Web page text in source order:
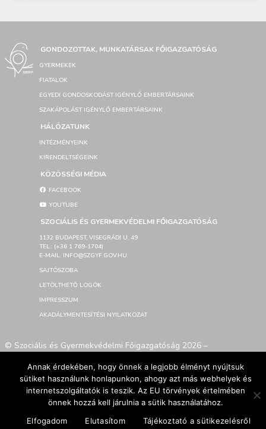
GONDOZOTTAK, MUNKATÁRSAK FŐIGAZGATÓSÁG
GYERMEKEK
FIATALOK
EGYEDI GONDOSKODÁST IGÉNYLŐ EMBERTÁRSAINK
SZAKÁPOLÁST IGÉNYLŐ EMBERTÁRSAINK
HÁLÓZATUNK
INTÉZMÉNYEINK
KIRENDELTSÉGEINK
KÖZÖSSÉGI MÉDIA
FACEBOOK
YOUTUBE
SZOCIÁLIS ÉS GYERMEKVÉDELMI FŐIGAZGATÓSÁG
1132 BUDAPEST, VISEGRÁDI U. 49
TEL.: (+36 1 769-1704)
E-MAIL: INFO@SZGYF.GOV.HU
SAJTÓSZOBA
LETÖLTHETŐ LOGÓK
IMPRESSZUM
AKADÁLYMENTESÍTÉSI NYILATKOZAT
© Szociális és Gyermekvédelmi Főigazgatóság 2026 –
Annak érdekében, hogy önnek a legjobb élményt nyújtsuk
sütiket használunk honlapunkon, ahogy azt más webhelyek és
internetszolgáltatók is teszik. Az EU törvények értelmében
önnek hozzá kell járulnia a sütik használatához.
Elfogadom
Elutasítom Tájékoztató a sütikezelésről